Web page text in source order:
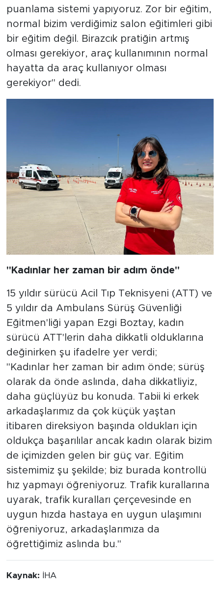
puanlama sistemi yapıyoruz. Zor bir eğitim,
normal bizim verdiğimiz salon eğitimleri gibi
bir eğitim değil. Birazcık pratiğin artmış
olması gerekiyor, araç kullanımının normal
hayatta da araç kullanıyor olması
gerekiyor" dedi.
"Kadınlar her zaman bir adım önde"
15 yıldır sürücü Acil Tıp Teknisyeni (ATT) ve
5 yıldır da Ambulans Sürüş Güvenliği
Eğitmen'liği yapan Ezgi Boztay, kadın
sürücü ATT'lerin daha dikkatli olduklarına
değinirken şu ifadelre yer verdi;
"Kadınlar her zaman bir adım önde; sürüş
olarak da önde aslında, daha dikkatliyiz,
daha güçlüyüz bu konuda. Tabii ki erkek
arkadaşlarımız da çok küçük yaştan
itibaren direksiyon başında oldukları için
oldukça başarılılar ancak kadın olarak bizim
de içimizden gelen bir güç var. Eğitim
sistemimiz şu şekilde; biz burada kontrollü
hız yapmayı öğreniyoruz. Trafik kurallarına
uyarak, trafik kuralları çerçevesinde en
uygun hızda hastaya en uygun ulaşımını
öğreniyoruz, arkadaşlarımıza da
öğrettiğimiz aslında bu."
Kaynak: İHA